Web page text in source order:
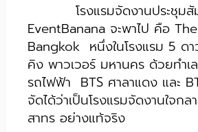
โรงแรมจัดงานประชุม
EventBanana จะพาไป คือ
Bangkok หนึ่งในโรงแรม 5 ด
คิง พาวเวอร์ มหานคร ด้วยทำเ
รถไฟฟ้า BTS ศาลาแดง และ
จัดได้ว่าเป็นโรงแรมจัดงานใจกล
สาทร อย่างแท้จริง